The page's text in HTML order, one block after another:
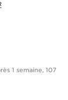
1 semaine, 107